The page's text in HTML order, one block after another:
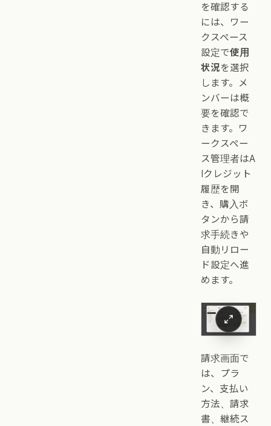
を確認する
には、ワー
クスペース
設定で使用
状況を選択
します。メ
ンバーは概
要を確認で
きます。ワ
ークスペー
ス管理者はA
Iクレジット
履歴を開
き、購入ボ
タンから請
求手続きや
自動リロー
ド設定へ進
めます。
請求画面で
は、プラ
ン、支払い
方法、請求
書、継続ス